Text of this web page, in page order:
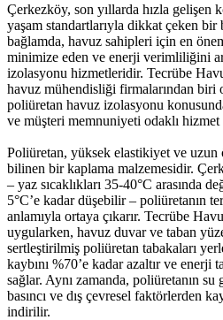
Çerkezköy, son yıllarda hızla gelişen
yaşam standartlarıyla dikkat çeken
bağlamda, havuz sahipleri için en
minimize eden ve enerji verimliliğini
izolasyonu hizmetleridir. Tecrübe
havuz mühendisliği firmalarından biri
poliüretan havuz izolasyonu
ve müşteri memnuniyeti odaklı hizmet
Poliüretan, yüksek elastikiyet ve uzun
bilinen bir kaplama malzemesidir.
– yaz sıcaklıkları 35-40°C arasında
5°C’e kadar düşebilir – poliüretanın
anlamıyla ortaya çıkarır. Tecrübe
uygularken, havuz duvar ve taban
sertleştirilmiş poliüretan tabakaları
kaybını %70’e kadar azaltır ve enerji
sağlar. Aynı zamanda, poliüretanın su
basıncı ve dış çevresel faktörlerden
indirilir.